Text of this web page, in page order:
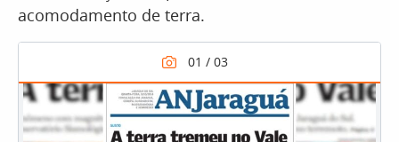
acomodamento de terra.